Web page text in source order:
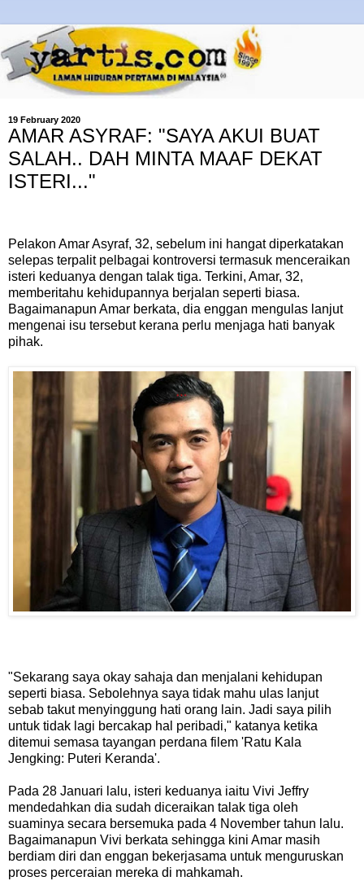
19 February 2020
AMAR ASYRAF: "SAYA AKUI BUAT
SALAH.. DAH MINTA MAAF DEKAT
ISTERI..."
Pelakon Amar Asyraf, 32, sebelum ini hangat diperkatakan
selepas terpalit pelbagai kontroversi termasuk menceraikan
isteri keduanya dengan talak tiga. Terkini, Amar, 32,
memberitahu kehidupannya berjalan seperti biasa.
Bagaimanapun Amar berkata, dia enggan mengulas lanjut
mengenai isu tersebut kerana perlu menjaga hati banyak
pihak.
"Sekarang saya okay sahaja dan menjalani kehidupan
seperti biasa. Sebolehnya saya tidak mahu ulas lanjut
sebab takut menyinggung hati orang lain. Jadi saya pilih
untuk tidak lagi bercakap hal peribadi," katanya ketika
ditemui semasa tayangan perdana filem 'Ratu Kala
Jengking: Puteri Keranda'.
Pada 28 Januari lalu, isteri keduanya iaitu Vivi Jeffry
mendedahkan dia sudah diceraikan talak tiga oleh
suaminya secara bersemuka pada 4 November tahun lalu.
Bagaimanapun Vivi berkata sehingga kini Amar masih
berdiam diri dan enggan bekerjasama untuk menguruskan
proses perceraian mereka di mahkamah.